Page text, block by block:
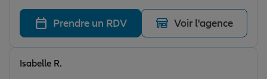
Prendre un RDV Voir l'agence
Isabelle R.